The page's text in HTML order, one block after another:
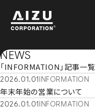
NEWS
「INFORMATION」記事一覧
2026.01.01INFORMATION
年末年始の営業について
2026.01.01INFORMATION